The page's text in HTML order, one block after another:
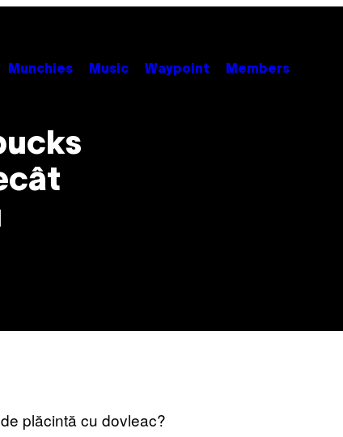
Munchies Music Waypoint Members
plăcintă cu dovleac?